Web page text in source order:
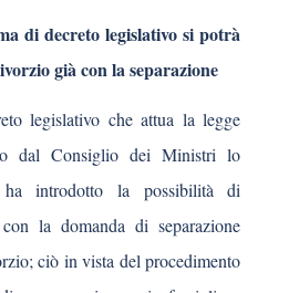
di decreto legislativo si potrà
già con la separazione
legislativo che attua la legge
dal Consiglio dei Ministri lo
introdotto la possibilità di
la domanda di separazione
ciò in vista del procedimento